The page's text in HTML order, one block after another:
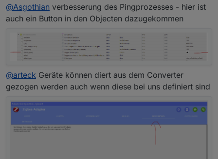
@Asgothian verbesserung des Pingprozesses - hier ist
auch ein Button in den Objecten dazugekommen
@arteck Geräte können diert aus dem Converter
gezogen werden auch wenn diese bei uns definiert sind